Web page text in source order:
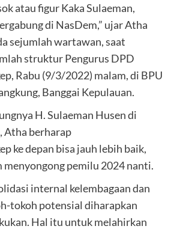
atau figur Kaka Sulaeman,
di NasDem,” ujar Atha
sejumlah wartawan, saat
struktur Pengurus DPD
Rabu (9/3/2022) malam, di BPU
Banggai Kepulauan.
H. Sulaeman Husen di
Atha berharap
ke depan bisa jauh lebih baik,
pemilu 2024 nanti.
internal kelembagaan dan
tokoh potensial diharapkan
Hal itu untuk melahirkan